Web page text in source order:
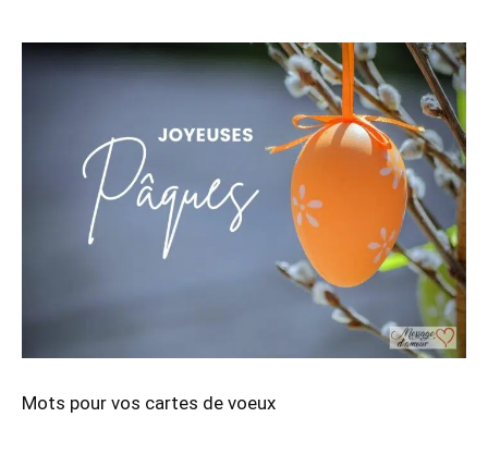
Mots pour vos cartes de voeux